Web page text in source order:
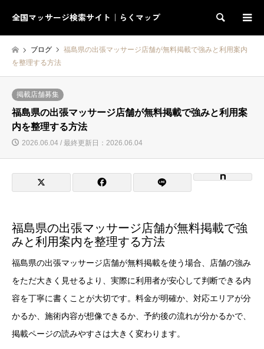
全国マッサージ検索サイト｜らくマップ 検索
ブログ
福島県の出張マッサージ店舗が無料掲載で強みと利用案内
を整理する方法
掲載店舗募集
福島県の出張マッサージ店舗が無料掲載で強みと利用案
内を整理する方法
2026.06.04 / 最終更新日：2026.06.04
福島県の出張マッサージ店舗が無料掲載で強
みと利用案内を整理する方法
福島県の出張マッサージ店舗が無料掲載を使う場合、店舗の強み
をただ大きく見せるより、実際に利用者が安心して判断できる内
容を丁寧に書くことが大切です。料金が明確か、対応エリアが分
かるか、施術内容が想像できるか、予約後の流れが分かるかで、
掲載ページの読みやすさは大きく変わります。